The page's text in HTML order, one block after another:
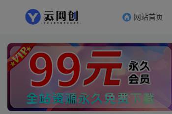
网站首页